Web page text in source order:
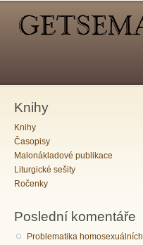
Knihy
Knihy
Časopisy
Malonákladové publikace
Liturgické sešity
Ročenky
Poslední komentáře
Problematika homosexuálních